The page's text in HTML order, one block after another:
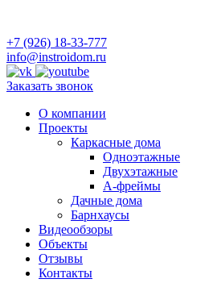
+7 (926) 18-33-777
info@instroidom.ru
Заказать звонок
О компании
Проекты
Каркасные дома
Одноэтажные
Двухэтажные
А-фреймы
Дачные дома
Барнхаусы
Видеообзоры
Объекты
Отзывы
Контакты